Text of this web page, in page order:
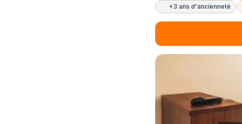
+3 ans d'ancienneté